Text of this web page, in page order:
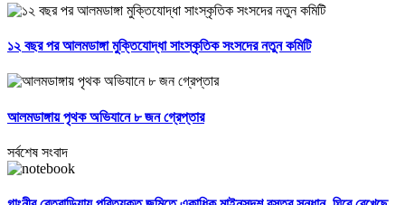
১২ বছর পর আলমডাঙ্গা মুক্তিযোদ্ধা সাংস্কৃতিক সংসদের নতুন কমিটি
আলমডাঙ্গায় পৃথক অভিযানে ৮ জন গ্রেপ্তার
সর্বশেষ সংবাদ